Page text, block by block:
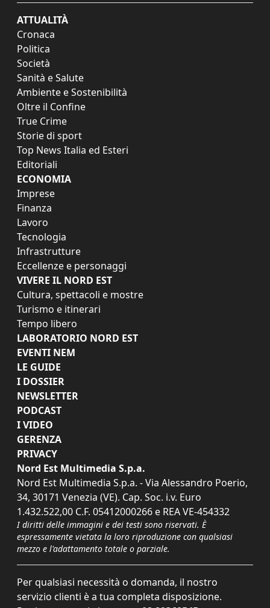
ATTUALITÀ
Cronaca
Politica
Società
Sanità e Salute
Ambiente e Sostenibilità
Oltre il Confine
True Crime
Storie di sport
Top News Italia ed Esteri
Editoriali
ECONOMIA
Imprese
Finanza
Lavoro
Tecnologia
Infrastrutture
Eccellenze e personaggi
VIVERE IL NORD EST
Cultura, spettacoli e mostre
Turismo e itinerari
Tempo libero
LABORATORIO NORD EST
EVENTI NEM
LE GUIDE
I DOSSIER
NEWSLETTER
PODCAST
I VIDEO
GERENZA
PRIVACY
Nord Est Multimedia S.p.a.
Nord Est Multimedia S.p.a. - Via Alessandro Poerio,
34, 30171 Venezia (VE). Cap. Soc. i.v. Euro
1.432.522,00 C.F. 05412000266 e REA VE-454332
I diritti delle immagini e dei testi sono riservati. È
espressamente vietata la loro riproduzione con qualsiasi
mezzo e l'adattamento totale o parziale.
Per qualsiasi necessità o domanda, il nostro
servizio clienti è a tua completa disposizione.